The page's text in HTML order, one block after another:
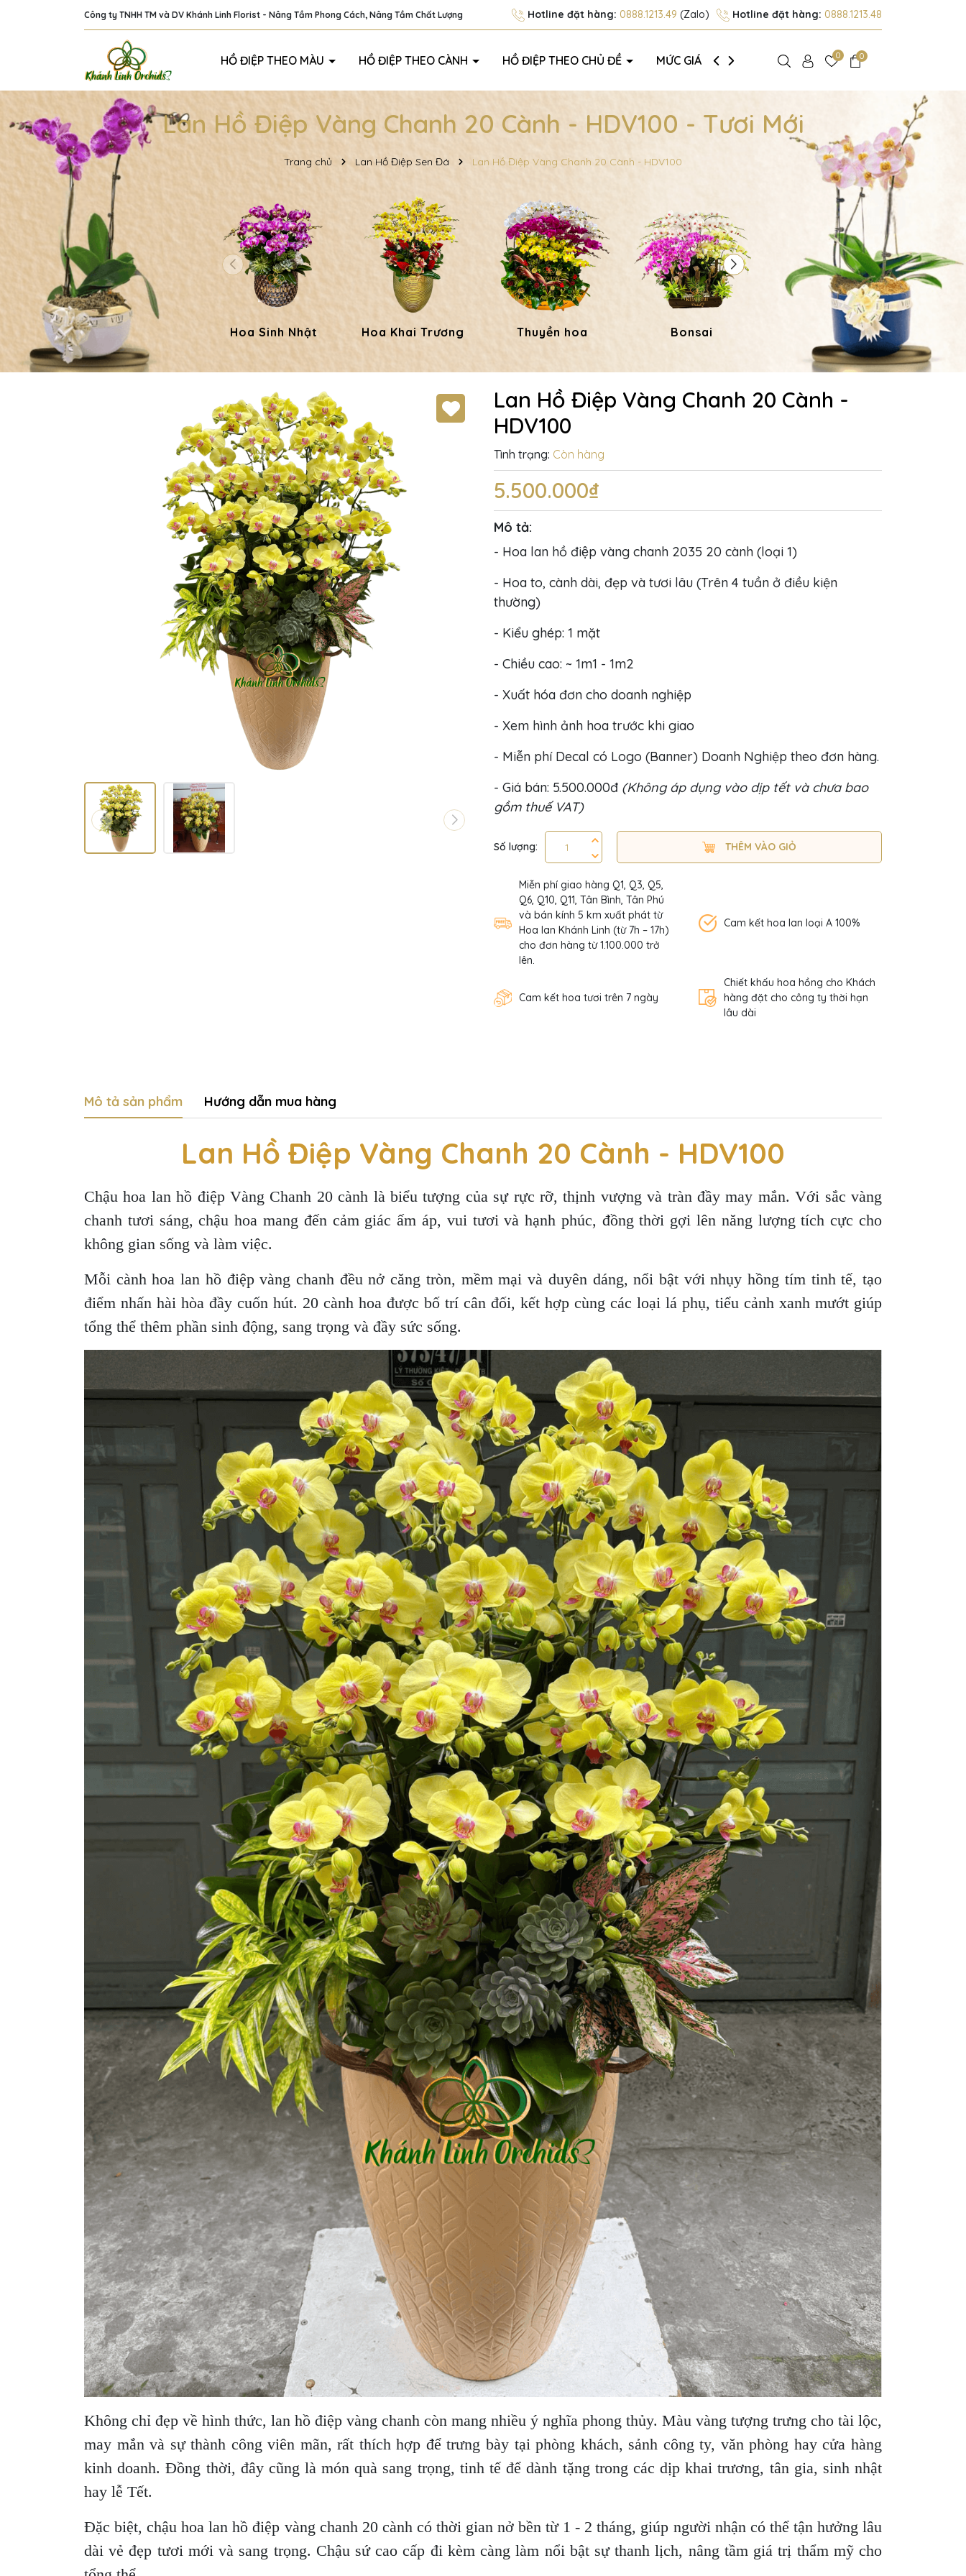
Công ty TNHH TM và DV Khánh Linh Florist - Nâng Tầm Phong Cách, Nâng Tầm Chất Lượng Hotline đặt hàng: 0888.1213.49 (Zalo) Hotline đặt hàng: 0888.1213.48
HỒ ĐIỆP THEO MÀU HỒ ĐIỆP THEO CÀNH HỒ ĐIỆP THEO CHỦ ĐỀ MỨC GIÁ GIỚI THIỆU 0 0
Lan Hồ Điệp Vàng Chanh 20 Cành - HDV100 - Tươi Mới
Trang chủ Lan Hồ Điệp Sen Đá Lan Hồ Điệp Vàng Chanh 20 Cành - HDV100
Hoa Sinh Nhật Hoa Khai Trương Thuyền hoa Bonsai Hoa Dâng Phật
Lan Hồ Điệp Vàng Chanh 20 Cành -
HDV100
Tình trạng: Còn hàng
5.500.000₫
Mô tả:
- Hoa lan hồ điệp vàng chanh 2035 20 cành (loại 1)
- Hoa to, cành dài, đẹp và tươi lâu (Trên 4 tuần ở điều kiện
thường)
- Kiểu ghép: 1 mặt
- Chiều cao: ~ 1m1 - 1m2
- Xuất hóa đơn cho doanh nghiệp
- Xem hình ảnh hoa trước khi giao
- Miễn phí Decal có Logo (Banner) Doanh Nghiệp theo đơn hàng.
- Giá bán: 5.500.000đ (Không áp dụng vào dịp tết và chưa bao
gồm thuế VAT)
Số lượng: THÊM VÀO GIỎ
Miễn phí giao hàng Q1, Q3, Q5,
Q6, Q10, Q11, Tân Bình, Tân Phú
và bán kính 5 km xuất phát từ
Hoa lan Khánh Linh (từ 7h – 17h)
cho đơn hàng từ 1.100.000 trở
lên.
Cam kết hoa lan loại A 100%
Cam kết hoa tươi trên 7 ngày
Chiết khấu hoa hồng cho Khách
hàng đặt cho công ty thời hạn
lâu dài
Mô tả sản phẩm Hướng dẫn mua hàng
Lan Hồ Điệp Vàng Chanh 20 Cành - HDV100
Chậu hoa lan hồ điệp Vàng Chanh 20 cành là biểu tượng của sự rực rỡ, thịnh vượng và tràn đầy may mắn. Với sắc vàng
chanh tươi sáng, chậu hoa mang đến cảm giác ấm áp, vui tươi và hạnh phúc, đồng thời gợi lên năng lượng tích cực cho
không gian sống và làm việc.
Mỗi cành hoa lan hồ điệp vàng chanh đều nở căng tròn, mềm mại và duyên dáng, nổi bật với nhụy hồng tím tinh tế, tạo
điểm nhấn hài hòa đầy cuốn hút. 20 cành hoa được bố trí cân đối, kết hợp cùng các loại lá phụ, tiểu cảnh xanh mướt giúp
tổng thể thêm phần sinh động, sang trọng và đầy sức sống.
Không chỉ đẹp về hình thức, lan hồ điệp vàng chanh còn mang nhiều ý nghĩa phong thủy. Màu vàng tượng trưng cho tài lộc,
may mắn và sự thành công viên mãn, rất thích hợp để trưng bày tại phòng khách, sảnh công ty, văn phòng hay cửa hàng
kinh doanh. Đồng thời, đây cũng là món quà sang trọng, tinh tế để dành tặng trong các dịp khai trương, tân gia, sinh nhật
hay lễ Tết.
Đặc biệt, chậu hoa lan hồ điệp vàng chanh 20 cành có thời gian nở bền từ 1 - 2 tháng, giúp người nhận có thể tận hưởng lâu
dài vẻ đẹp tươi mới và sang trọng. Chậu sứ cao cấp đi kèm càng làm nổi bật sự thanh lịch, nâng tầm giá trị thẩm mỹ cho